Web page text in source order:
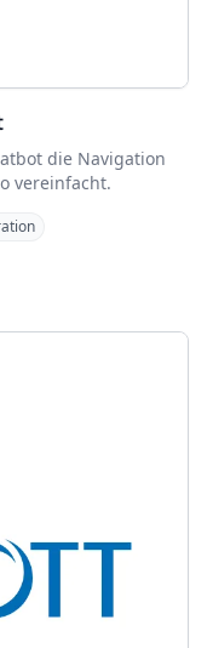
die Navigation
vereinfacht.